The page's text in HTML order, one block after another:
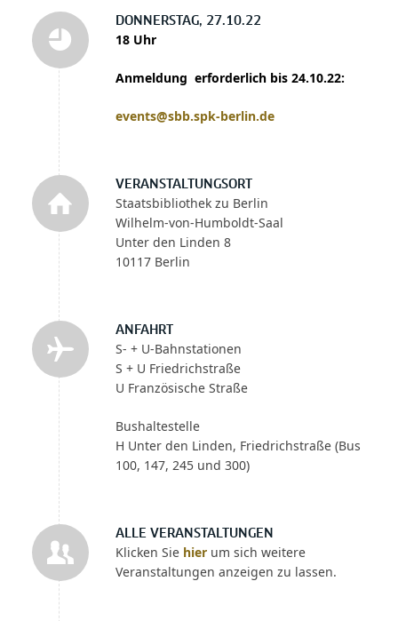
DONNERSTAG, 27.10.22
18 Uhr
Anmeldung erforderlich bis 24.10.22:
events@sbb.spk-berlin.de
VERANSTALTUNGSORT
Staatsbibliothek zu Berlin
Wilhelm-von-Humboldt-Saal
Unter den Linden 8
10117 Berlin
ANFAHRT
S- + U-Bahnstationen
S + U Friedrichstraße
U Französische Straße
Bushaltestelle
H Unter den Linden, Friedrichstraße (Bus
100, 147, 245 und 300)
ALLE VERANSTALTUNGEN
Klicken Sie hierum sich weitere
Veranstaltungen anzeigen zu lassen.